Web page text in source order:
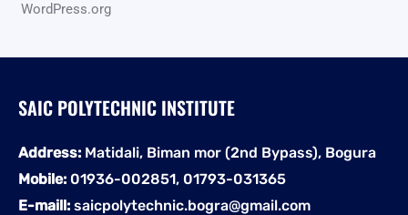
WordPress.org
SAIC POLYTECHNIC INSTITUTE
Address: Matidali, Biman mor (2nd Bypass), Bogura
Mobile: 01936-002851, 01793-031365
E-maill: saicpolytechnic.bogra@gmail.com